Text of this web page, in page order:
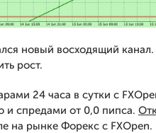
новый восходящий канал.
рост.
24 часа в сутки с
и спредами от 0,0 пипса.
на рынке Форекс с FXOpen.